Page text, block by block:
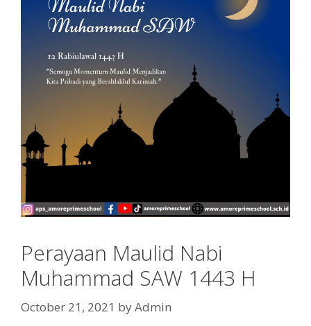
Perayaan Maulid Nabi
Muhammad SAW 1443 H
October 21, 2021 byAdmin